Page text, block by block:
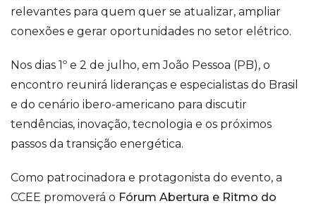
relevantes para quem quer se atualizar, ampliar
conexões e gerar oportunidades no setor elétrico.
Nos dias 1º e 2 de julho, em João Pessoa (PB), o
encontro reunirá lideranças e especialistas do Brasil
e do cenário ibero-americano para discutir
tendências, inovação, tecnologia e os próximos
passos da transição energética.
Como patrocinadora e protagonista do evento, a
CCEE promoverá o Fórum Abertura e Ritmo do